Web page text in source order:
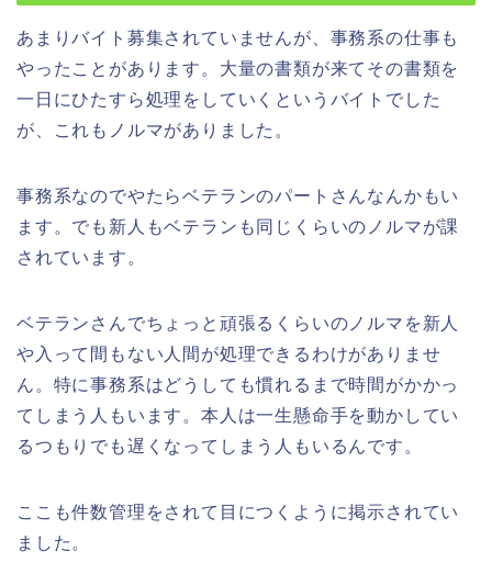
あまりバイト募集されていませんが、事務系の仕事も
やったことがあります。大量の書類が来てその書類を
一日にひたすら処理をしていくというバイトでした
が、これもノルマがありました。
事務系なのでやたらベテランのパートさんなんかもい
ます。でも新人もベテランも同じくらいのノルマが課
されています。
ベテランさんでちょっと頑張るくらいのノルマを新人
や入って間もない人間が処理できるわけがありませ
ん。特に事務系はどうしても慣れるまで時間がかかっ
てしまう人もいます。本人は一生懸命手を動かしてい
るつもりでも遅くなってしまう人もいるんです。
ここも件数管理をされて目につくように掲示されてい
ました。